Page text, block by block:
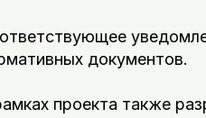
документов.
проекта также